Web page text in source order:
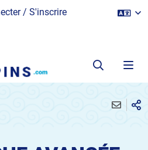
/ S'inscrire